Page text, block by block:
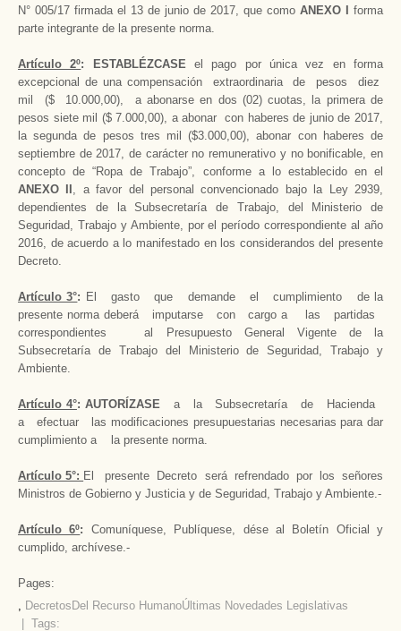
N° 005/17 firmada el 13 de junio de 2017, que como ANEXO I forma
parte integrante de la presente norma.
Artículo 2º: ESTABLÉZCASEel pago por única vez en forma
excepcional de una compensación extraordinaria de pesos diez
mil ($ 10.000,00), a abonarse en dos (02) cuotas, la primera de
pesos siete mil ($ 7.000,00), a abonar con haberes de junio de 2017,
la segunda de pesos tres mil ($3.000,00), abonar con haberes de
septiembre de 2017, de carácter no remunerativo y no bonificable, en
concepto de “Ropa de Trabajo”, conforme a lo establecido en el
ANEXO II , a favor del personal convencionado bajo la Ley 2939,
dependientes de la Subsecretaría de Trabajo, del Ministerio de
Seguridad, Trabajo y Ambiente, por el período correspondiente al año
2016, de acuerdo a lo manifestado en los considerandos del presente
Decreto.
Artículo 3°: El gasto que demande el cumplimiento de la
presente norma deberá imputarse con cargo a las partidas
correspondientes al Presupuesto General Vigente de la
Subsecretaría de Trabajo del Ministerio de Seguridad, Trabajo y
Ambiente.
Artículo 4°: AUTORÍZASE a la Subsecretaría de Hacienda
a efectuar las modificaciones presupuestarias necesarias para dar
cumplimiento a la presente norma.
Artículo 5°: El presente Decreto será refrendado por los señores
Ministros de Gobierno y Justicia y de Seguridad, Trabajo y Ambiente.-
Artículo 6º: Comuníquese, Publíquese, dése al Boletín Oficial y
cumplido, archívese.-
Pages:
, Decretos Del Recurso HumanoÚltimas Novedades Legislativas
| Tags: